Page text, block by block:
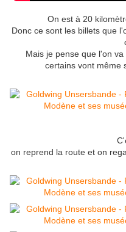
On est à 20
Donc ce sont les billets que
Mais je pense que l'on
certains vont même
on reprend la route et on